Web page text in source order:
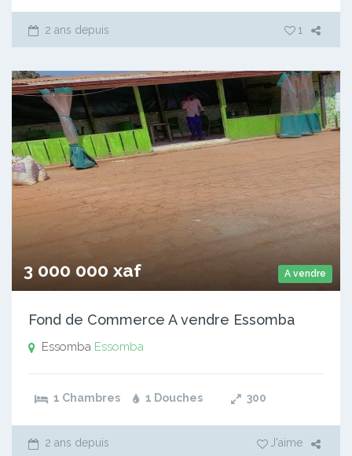
2 ans depuis 1
A vendre
3 000 000 xaf
Fond de Commerce A vendre Essomba
Essomba Essomba
1 Chambres 1 Douches 300
2 ans depuis J'aime